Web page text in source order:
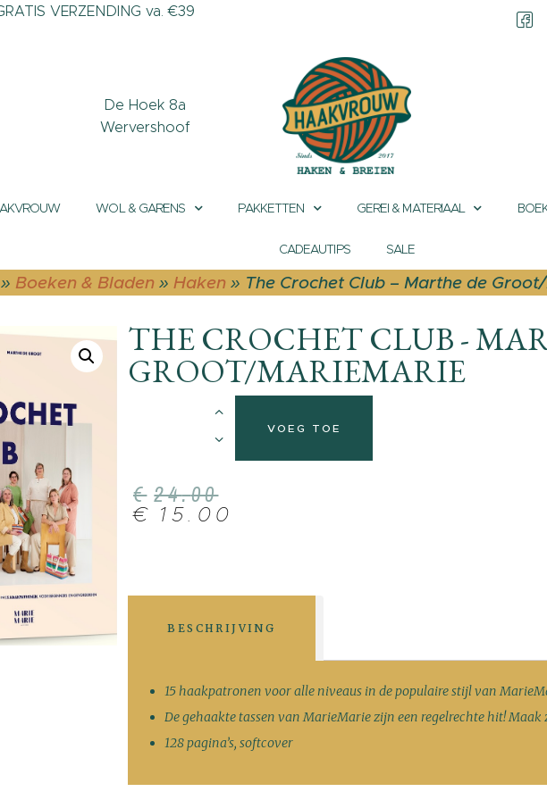
VERZENDING va. €39
De Hoek 8a
Wervershoof
WOL & GARENS PAKKETTEN GEREI & MATERIAAL
CADEAUTIPS SALE
» Boeken & Bladen » Haken » The Crochet Club – Marthe de
CONTACT &
OPENINGSTIJDEN
OVER HAAKVROUW
MIJN ACCOUNT
THE CROCHET CLUB -
GROOT/MARIEMARIE
VOEG TOE
€ 24.00
€ 15. 00
BESCHRIJVING
15 haakpatronen voor alle niveaus in de populaire stijl van
De gehaakte tassen van MarieMarie zijn een regelrechte hit! Maak
128 pagina’s, softcover